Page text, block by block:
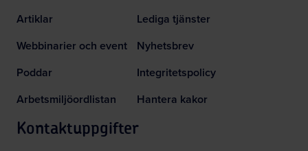
Artiklar
Webbinarier och event
Poddar
Arbetsmiljöordlistan
Lediga tjänster
Nyhetsbrev
Integritetspolicy
Hantera kakor
Kontaktuppgifter